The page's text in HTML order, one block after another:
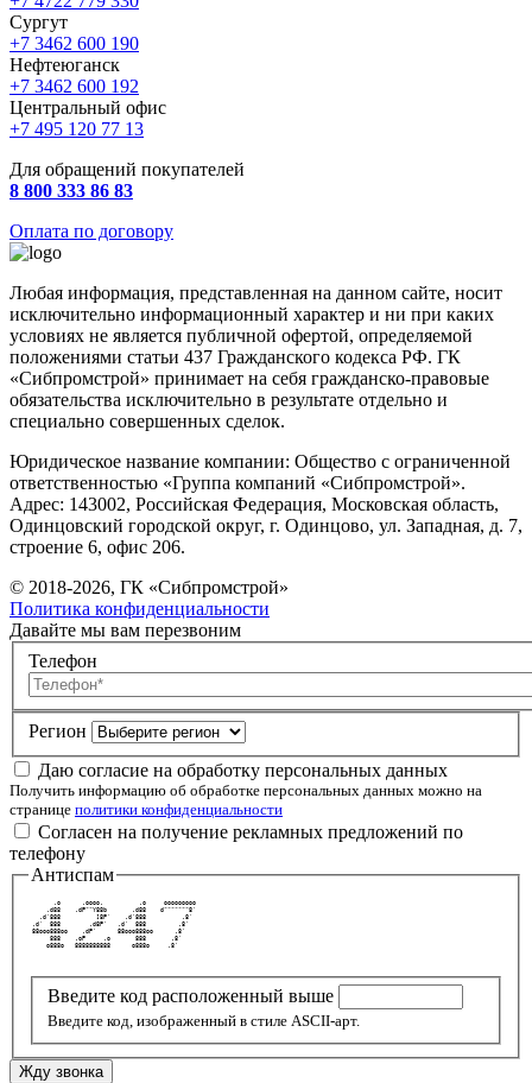
Сургут
+7 3462 600 190
Нефтеюганск
+7 3462 600 192
Центральный офис
+7 495 120 77 13
Для обращений покупателей
8 800 333 86 83
Оплата по договору
Любая информация, представленная на данном сайте, носит
исключительно информационный характер и ни при каких
условиях не является публичной офертой, определяемой
положениями статьи 437 Гражданского кодекса РФ. ГК
«Сибпромстрой» принимает на себя гражданско-правовые
обязательства исключительно в результате отдельно и
специально совершенных сделок.
Юридическое название компании: Общество с ограниченной
ответственностью «Группа компаний «Сибпромстрой».
Адрес: 143002, Российская Федерация, Московская область,
Одинцовский городской округ, г. Одинцово, ул. Западная, д. 7,
строение 6, офис 206.
© 2018-2026, ГК «Сибпромстрой»
Политика конфиденциальности
Давайте мы вам перезвоним
Телефон
Регион
Даю согласие на обработку персональных данных
Получить информацию об обработке персональных данных можно на
странице политики конфиденциальности
Согласен на получение рекламных предложений по
телефону
Антиспам
       .o      .oooo.          .o     ooooooooo
     .d88    .dP""Y88b       .d88    d"""""""8'
   .d'888          ]8P'    .d'888          .8'
.d'  888        .d8P'   .d'  888         .8'
88ooo888oo    .dP'      88ooo888oo      .8'
      888    .oP     .o       888       .8'
     o888o   8888888888      o888o     .8'
Введите код расположенный выше
Введите код, изображенный в стиле ASCII-арт.
Жду звонка